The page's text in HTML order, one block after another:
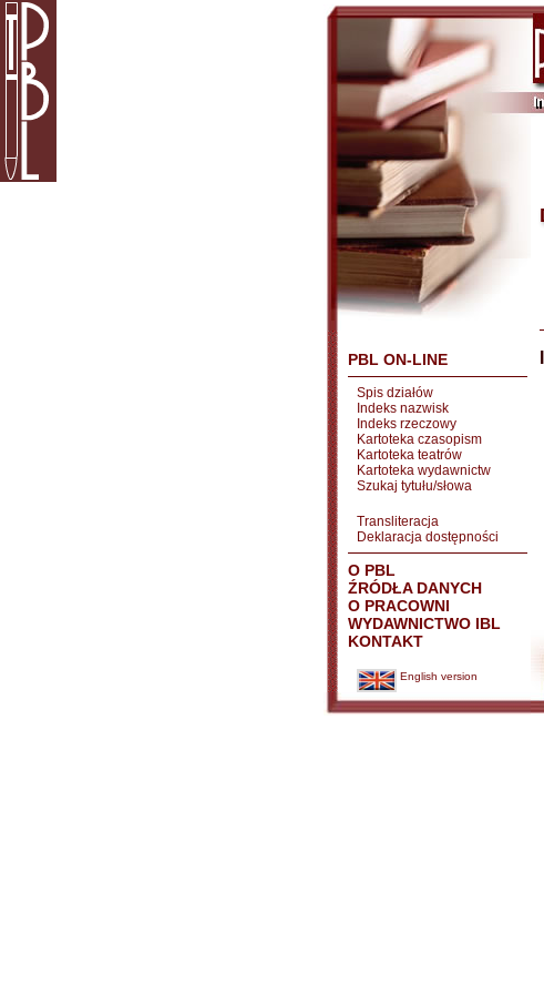
PBL ON-LINE
Spis działów
Indeks nazwisk
Indeks rzeczowy
Kartoteka czasopism
Kartoteka teatrów
Kartoteka wydawnictw
Szukaj tytułu/słowa
Transliteracja
Deklaracja dostępności
O PBL
ŹRÓDŁA DANYCH
O PRACOWNI
WYDAWNICTWO IBL
KONTAKT
English version